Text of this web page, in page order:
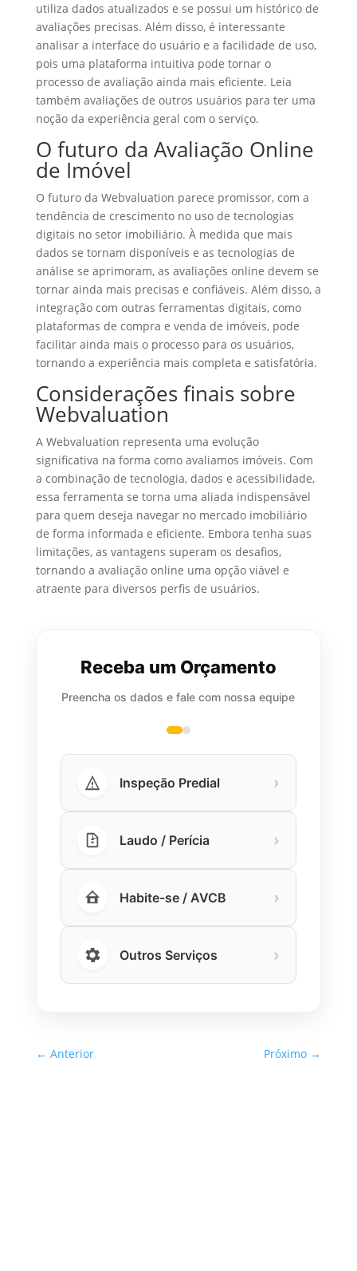
utiliza dados atualizados e se possui um histórico de
avaliações precisas. Além disso, é interessante
analisar a interface do usuário e a facilidade de uso,
pois uma plataforma intuitiva pode tornar o
processo de avaliação ainda mais eficiente. Leia
também avaliações de outros usuários para ter uma
noção da experiência geral com o serviço.
O futuro da Avaliação Online
de Imóvel
O futuro da Webvaluation parece promissor, com a
tendência de crescimento no uso de tecnologias
digitais no setor imobiliário. À medida que mais
dados se tornam disponíveis e as tecnologias de
análise se aprimoram, as avaliações online devem se
tornar ainda mais precisas e confiáveis. Além disso, a
integração com outras ferramentas digitais, como
plataformas de compra e venda de imóveis, pode
facilitar ainda mais o processo para os usuários,
tornando a experiência mais completa e satisfatória.
Considerações finais sobre
Webvaluation
A Webvaluation representa uma evolução
significativa na forma como avaliamos imóveis. Com
a combinação de tecnologia, dados e acessibilidade,
essa ferramenta se torna uma aliada indispensável
para quem deseja navegar no mercado imobiliário
de forma informada e eficiente. Embora tenha suas
limitações, as vantagens superam os desafios,
tornando a avaliação online uma opção viável e
atraente para diversos perfis de usuários.
Receba um Orçamento
Preencha os dados e fale com nossa equipe
Inspeção Predial ›
Laudo / Perícia ›
Habite-se / AVCB ›
Outros Serviços ›
← Anterior Próximo →